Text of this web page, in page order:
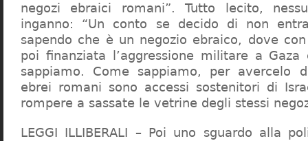
negozi ebraici romani”. Tutto lecito,
inganno: “Un conto se decido di non
sapendo che è un negozio ebraico, dove
poi finanziata l’aggressione militare a
sappiamo. Come sappiamo, per avercelo
ebrei romani sono accessi sostenitori di
rompere a sassate le vetrine degli stessi
LEGGI ILLIBERALI – Poi uno sguardo alla